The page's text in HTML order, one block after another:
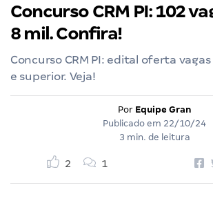
Concurso CRM PI: 102
8 mil. Confira!
Concurso CRM PI: edital oferta
e superior. Veja!
Por Equipe Gran
Publicado em 22/10/24
3 min. de leitura
2 1